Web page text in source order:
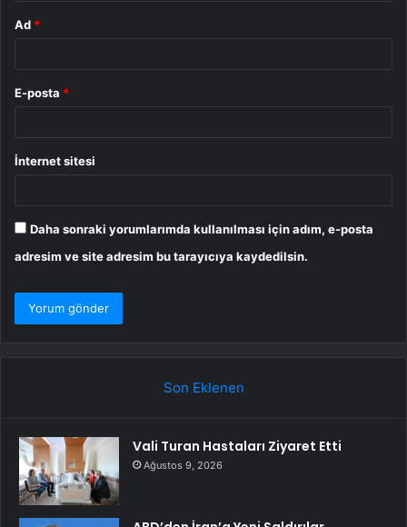
Ad *
E-posta *
İnternet sitesi
Daha sonraki yorumlarımda kullanılması için adım, e-posta
adresim ve site adresim bu tarayıcıya kaydedilsin.
Son Eklenen
Vali Turan Hastaları Ziyaret Etti
Ağustos 9, 2026